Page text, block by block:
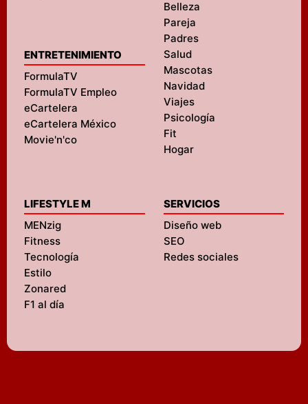
ENTRETENIMIENTO
FormulaTV
FormulaTV Empleo
eCartelera
eCartelera México
Movie'n'co
Belleza
Pareja
Padres
Salud
Mascotas
Navidad
Viajes
Psicología
Fit
Hogar
LIFESTYLE M
MENzig
Fitness
Tecnología
Estilo
Zonared
F1 al día
SERVICIOS
Diseño web
SEO
Redes sociales